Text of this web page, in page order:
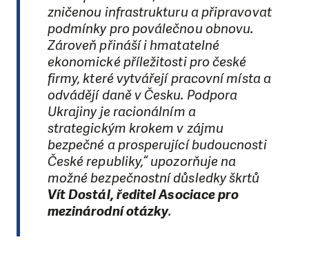
zničenou infrastrukturu a připravovat
podmínky pro poválečnou obnovu.
Zároveň přináší i hmatatelné
ekonomické příležitosti pro české
firmy, které vytvářejí pracovní místa a
odvádějí daně v Česku. Podpora
Ukrajiny je racionálním a
strategickým krokem v zájmu
bezpečné a prosperující budoucnosti
České republiky,“ upozorňuje na
možné bezpečnostní důsledky škrtů
Vít Dostál, ředitel Asociace pro
mezinárodní otázky.